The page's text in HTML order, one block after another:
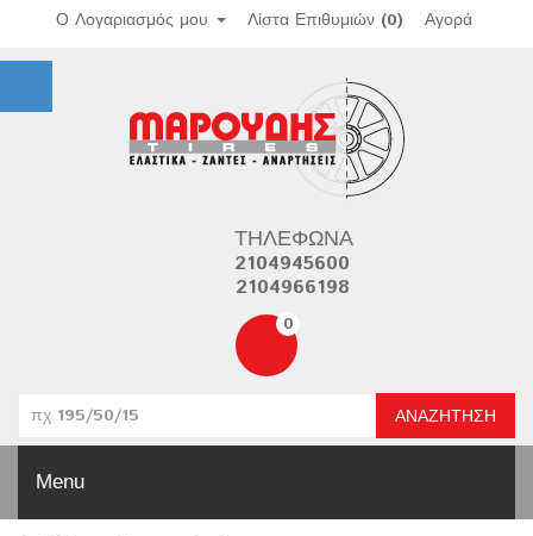
Ο Λογαριασμός μου Λίστα Επιθυμιών (0) Αγορά
ΤΗΛΈΦΩΝΑ
2104945600
2104966198
0
ΑΝΑΖΉΤΗΣΗ
Menu